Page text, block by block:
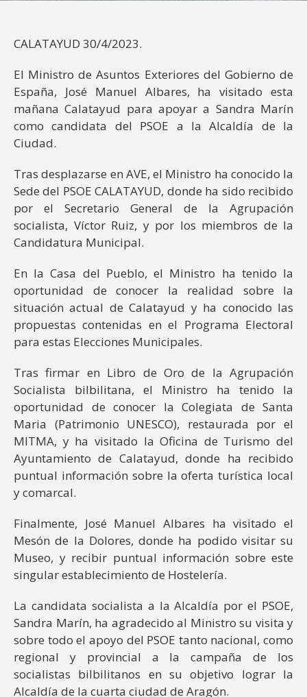
CALATAYUD 30/4/2023.
El Ministro de Asuntos Exteriores del Gobierno de
España, José Manuel Albares, ha visitado esta
mañana Calatayud para apoyar a Sandra Marín
como candidata del PSOE a la Alcaldía de la
Ciudad.
Tras desplazarse en AVE, el Ministro ha conocido la
Sede del PSOE CALATAYUD, donde ha sido recibido
por el Secretario General de la Agrupación
socialista, Víctor Ruiz, y por los miembros de la
Candidatura Municipal.
En la Casa del Pueblo, el Ministro ha tenido la
oportunidad de conocer la realidad sobre la
situación actual de Calatayud y ha conocido las
propuestas contenidas en el Programa Electoral
para estas Elecciones Municipales.
Tras firmar en Libro de Oro de la Agrupación
Socialista bilbilitana, el Ministro ha tenido la
oportunidad de conocer la Colegiata de Santa
Maria (Patrimonio UNESCO), restaurada por el
MITMA, y ha visitado la Oficina de Turismo del
Ayuntamiento de Calatayud, donde ha recibido
puntual información sobre la oferta turística local
y comarcal.
Finalmente, José Manuel Albares ha visitado el
Mesón de la Dolores, donde ha podido visitar su
Museo, y recibir puntual información sobre este
singular establecimiento de Hostelería.
La candidata socialista a la Alcaldía por el PSOE,
Sandra Marín, ha agradecido al Ministro su visita y
sobre todo el apoyo del PSOE tanto nacional, como
regional y provincial a la campaña de los
socialistas bilbilitanos en su objetivo lograr la
Alcaldía de la cuarta ciudad de Aragón.